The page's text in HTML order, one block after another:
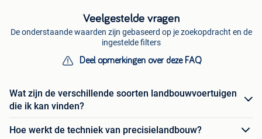
Veelgestelde vragen
De onderstaande waarden zijn gebaseerd op je zoekopdracht en de
ingestelde filters
Deel opmerkingen over deze FAQ
Wat zijn de verschillende soorten landbouwvoertuigen
die ik kan vinden?
Hoe werkt de techniek van precisielandbouw?